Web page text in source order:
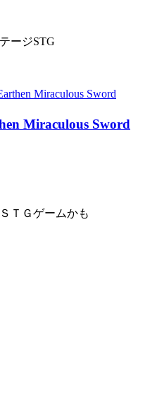
ージSTG
Miraculous Sword
ＴＧゲームかも